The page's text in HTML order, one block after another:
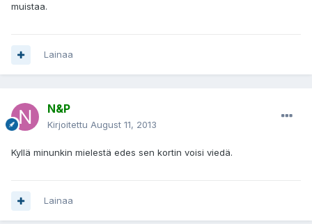
muistaa.
Lainaa
N&P
Kirjoitettu August 11, 2013
Kyllä minunkin mielestä edes sen kortin voisi viedä.
Lainaa